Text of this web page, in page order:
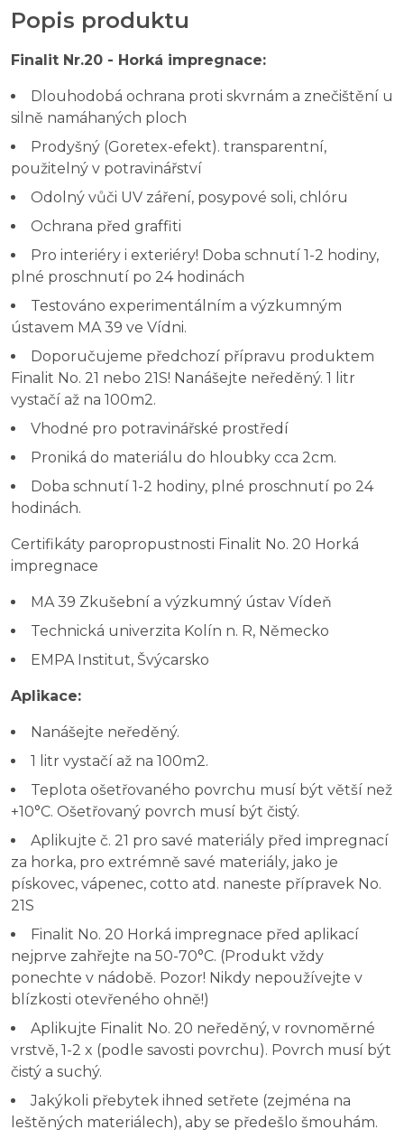
Popis produktu
Finalit Nr.20 - Horká impregnace:
Dlouhodobá ochrana proti skvrnám a znečištění u
silně namáhaných ploch
Prodyšný (Goretex-efekt). transparentní,
použitelný v potravinářství
Odolný vůči UV záření, posypové soli, chlóru
Ochrana před graffiti
Pro interiéry i exteriéry! Doba schnutí 1-2 hodiny,
plné proschnutí po 24 hodinách
Testováno experimentálním a výzkumným
ústavem MA 39 ve Vídni.
Doporučujeme předchozí přípravu produktem
Finalit No. 21 nebo 21S! Nanášejte neředěný. 1 litr
vystačí až na 100m2.
Vhodné pro potravinářské prostředí
Proniká do materiálu do hloubky cca 2cm.
Doba schnutí 1-2 hodiny, plné proschnutí po 24
hodinách.
Certifikáty paropropustnosti Finalit No. 20 Horká
impregnace
MA 39 Zkušební a výzkumný ústav Vídeň
Technická univerzita Kolín n. R, Německo
EMPA Institut, Švýcarsko
Aplikace:
Nanášejte neředěný.
1 litr vystačí až na 100m2.
Teplota ošetřovaného povrchu musí být větší než
+10°C. Ošetřovaný povrch musí být čistý.
Aplikujte č. 21 pro savé materiály před impregnací
za horka, pro extrémně savé materiály, jako je
pískovec, vápenec, cotto atd. naneste přípravek No.
21S
Finalit No. 20 Horká impregnace před aplikací
nejprve zahřejte na 50-70°C. (Produkt vždy
ponechte v nádobě. Pozor! Nikdy nepoužívejte v
blízkosti otevřeného ohně!)
Aplikujte Finalit No. 20 neředěný, v rovnoměrné
vrstvě, 1-2 x (podle savosti povrchu). Povrch musí být
čistý a suchý.
Jakýkoli přebytek ihned setřete (zejména na
leštěných materiálech), aby se předešlo šmouhám.